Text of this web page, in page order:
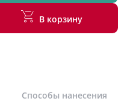
В корзину
Способы нанесения